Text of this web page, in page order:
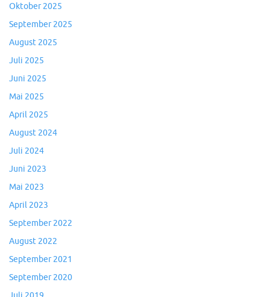
Oktober 2025
September 2025
August 2025
Juli 2025
Juni 2025
Mai 2025
April 2025
August 2024
Juli 2024
Juni 2023
Mai 2023
April 2023
September 2022
August 2022
September 2021
September 2020